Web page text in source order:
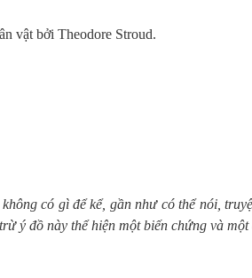
vật bởi Theodore Stroud.
có gì để kể, gần như có thể nói,
ý đồ này thể hiện một biến chứng và